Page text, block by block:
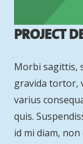
Project
Morbi sagittis,
gravida tortor,
varius
quis.
id mi diam,